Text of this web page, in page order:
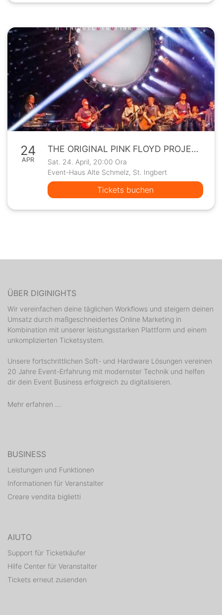
24
APR
THE ORIGINAL PINK FLOYD PROJECT - A TRIBUTE TO PINK FLOYD
Sat. 24. April, 20:00 Ora
Event-Haus Alte Schmelz, St. Ingbert
Tickets buchen
ÜBER DIGINIGHTS
Wir vereinfachen deine täglichen Workflows und steigern deinen
Umsatz durch maßgeschneidertes Online Marketing in
Kombination mit unserer leistungsstarken Plattform und einem
unkomplizierten Ticketsystem.
Unsere fortschrittlichen Soft- und Hardware Lösungen vereinen
20 Jahre Event-Erfahrung mit modernster Technik und helfen
dir dein Event Business erfolgreich zu digitalisieren.
Mehr erfahren ...
BUSINESS
Leistungen und Funktionen
Informationen für Veranstalter
Creare vendita biglietti
AIUTO
Support für Ticketkäufer
Hilfe Center für Veranstalter
Tickets erneut zusenden